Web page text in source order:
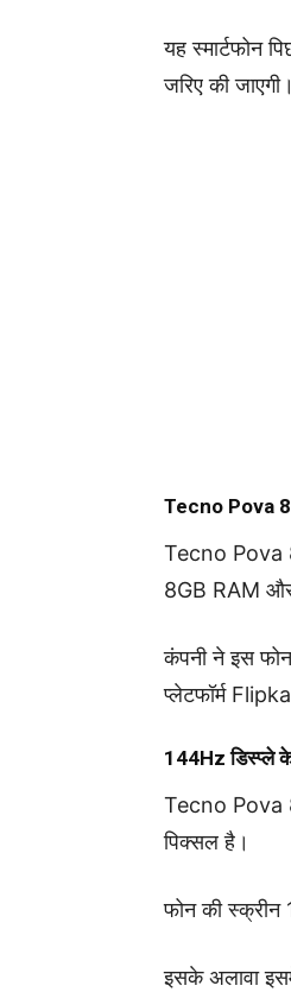
यह स्मार्टफोन
जरिए की जाएगी।
Tecno Pova
Tecno Pova
8GB RAM
कंपनी ने इस
प्लेटफॉर्म
144Hz डिस्प्ले
Tecno Pova
पिक्सल है।
फोन की स्क्रीन
इसके अलावा